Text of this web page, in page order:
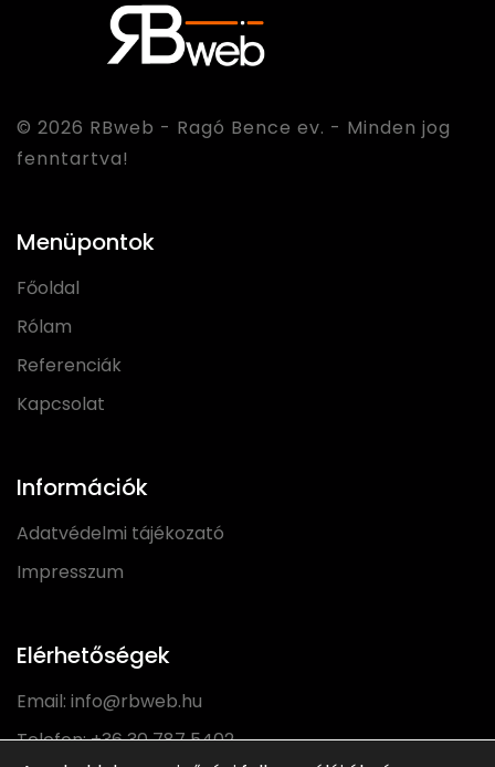
© 2026 RBweb - Ragó Bence ev. - Minden jog
fenntartva!
Menüpontok
Főoldal
Rólam
Referenciák
Kapcsolat
Információk
Adatvédelmi tájékozató
Impresszum
Elérhetőségek
Email: info@rbweb.hu
Telefon:+36 30 787 5402